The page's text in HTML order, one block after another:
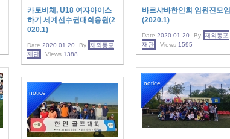
카토비체, U18 여자아이스
하기 세계선수권대회응원(2
020.1)
Date 2020.01.20 By 재외동포
재단
Views 1388
바르샤바한인회 임원진모임
(2020.1)
Date 2020.01.20 By 재외동포
재단
Views 1595
notice
notice